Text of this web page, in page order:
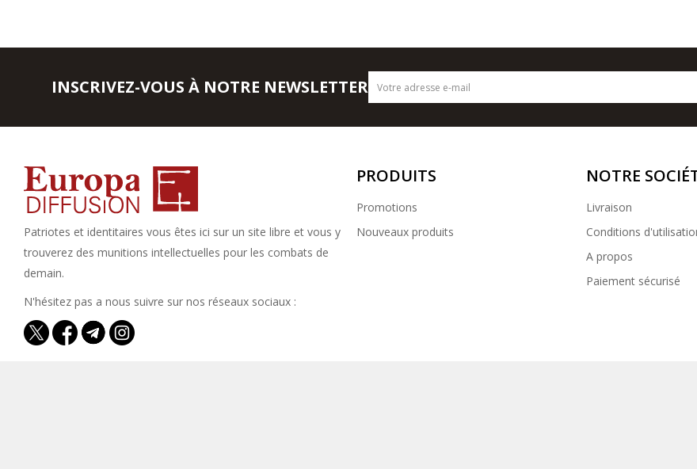
INSCRIVEZ-VOUS À NOTRE NEWSLETTER
Patriotes et identitaires vous êtes ici sur un site libre et vous y
trouverez des munitions intellectuelles pour les combats de
demain.
N'hésitez pas a nous suivre sur nos réseaux sociaux :
PRODUITS
Promotions
Nouveaux produits
NOTRE
Livraison
Conditions
A propos
Paiement sécurisé